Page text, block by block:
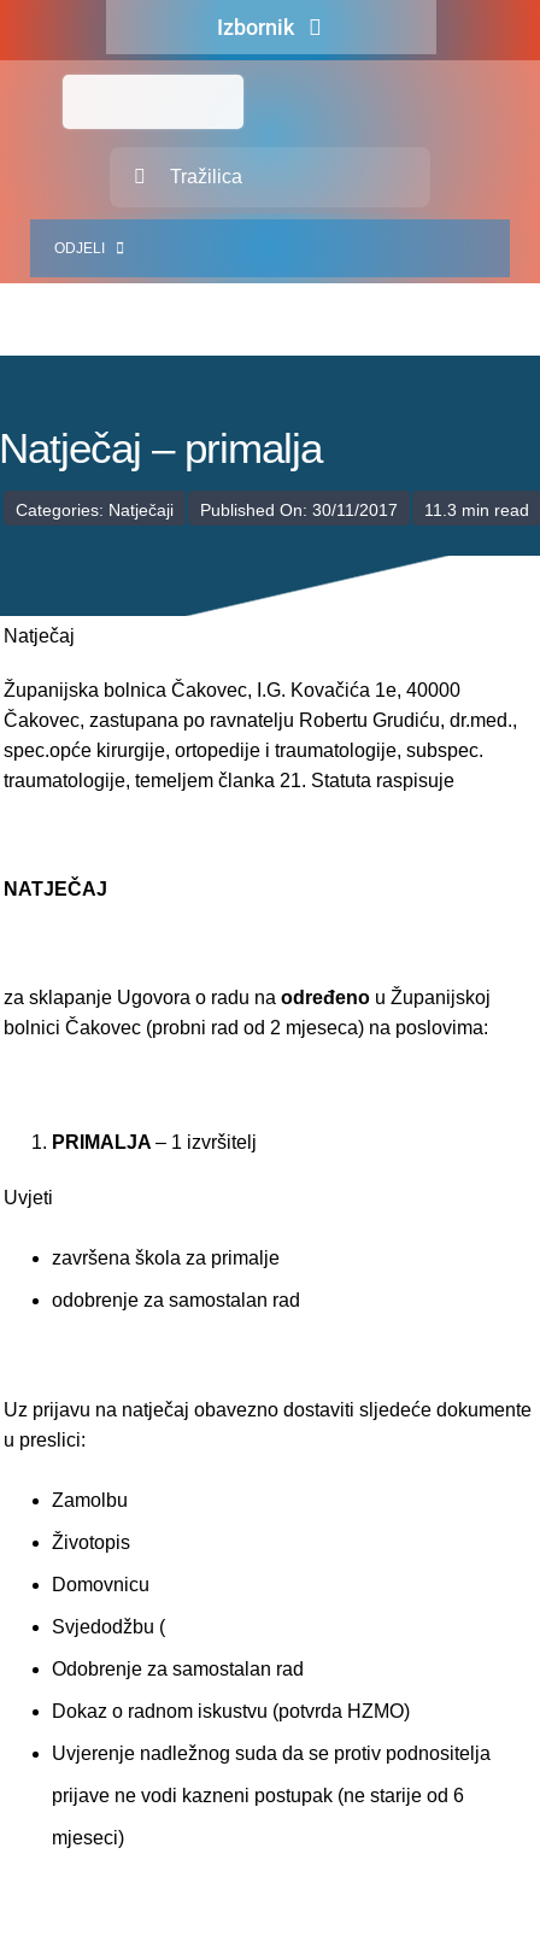
Izbornik
Javna nabava
Kontakt
ODJELI
SLUŽBA ZA GINEKOLOGIJU, PORODNIŠTVO I NEONATOLOGIJU
RAVNATELJSTVO
– primalja
Categories: Natječaji Published On: 30/11/2017 11.3 min read
Natječaj
Županijska bolnica Čakovec, I.G. Kovačića 1e, 40000
Čakovec, zastupana po ravnatelju Robertu Grudiću, dr.med.,
spec.opće kirurgije, ortopedije i traumatologije, subspec.
traumatologije, temeljem članka 21. Statuta raspisuje
NATJEČAJ
za sklapanje Ugovora o radu na određenou Županijskoj
bolnici Čakovec (probni rad od 2 mjeseca) na poslovima:
PRIMALJA – 1 izvršitelj
Uvjeti
završena škola za primalje
odobrenje za samostalan rad
Uz prijavu na natječaj obavezno dostaviti sljedeće dokumente
u preslici:
Zamolbu
Životopis
Domovnicu
Svjedodžbu (
Odobrenje za samostalan rad
Dokaz o radnom iskustvu (potvrda HZMO)
Uvjerenje nadležnog suda da se protiv podnositelja
prijave ne vodi kazneni postupak (ne starije od 6
mjeseci)